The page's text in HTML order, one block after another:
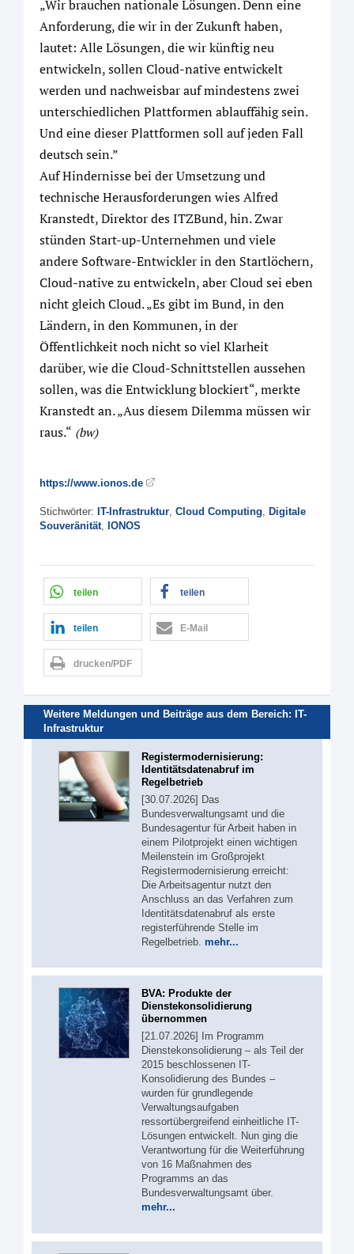
„Wir brauchen nationale Lösungen. Denn eine
Anforderung, die wir in der Zukunft haben,
lautet: Alle Lösungen, die wir künftig neu
entwickeln, sollen Cloud-native entwickelt
werden und nachweisbar auf mindestens zwei
unterschiedlichen Plattformen ablauffähig sein.
Und eine dieser Plattformen soll auf jeden Fall
deutsch sein.”
Auf Hindernisse bei der Umsetzung und
technische Herausforderungen wies Alfred
Kranstedt, Direktor des ITZBund, hin. Zwar
stünden Start-up-Unternehmen und viele
andere Software-Entwickler in den Startlöchern,
Cloud-native zu entwickeln, aber Cloud sei eben
nicht gleich Cloud. „Es gibt im Bund, in den
Ländern, in den Kommunen, in der
Öffentlichkeit noch nicht so viel Klarheit
darüber, wie die Cloud-Schnittstellen aussehen
sollen, was die Entwicklung blockiert“, merkte
Kranstedt an. „Aus diesem Dilemma müssen wir
raus.“ (bw)
https://www.ionos.de
Stichwörter: IT-Infrastruktur, Cloud Computing, Digitale
Souveränität, IONOS
teilen teilen
teilen E-Mail
drucken/PDF
Weitere Meldungen und Beiträge aus dem Bereich: IT-
Infrastruktur
Registermodernisierung:
Identitätsdatenabruf im
Regelbetrieb
[30.07.2026] Das
Bundesverwaltungsamt und die
Bundesagentur für Arbeit haben in
einem Pilotprojekt einen wichtigen
Meilenstein im Großprojekt
Registermodernisierung erreicht:
Die Arbeitsagentur nutzt den
Anschluss an das Verfahren zum
Identitätsdatenabruf als erste
registerführende Stelle im
Regelbetrieb. mehr...
BVA: Produkte der
Dienstekonsolidierung
übernommen
[21.07.2026] Im Programm
Dienstekonsolidierung – als Teil der
2015 beschlossenen IT-
Konsolidierung des Bundes –
wurden für grundlegende
Verwaltungsaufgaben
ressortübergreifend einheitliche IT-
Lösungen entwickelt. Nun ging die
Verantwortung für die Weiterführung
von 16 Maßnahmen des
Programms an das
Bundesverwaltungsamt über.
mehr...